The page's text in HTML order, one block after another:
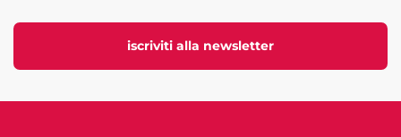
iscriviti alla newsletter